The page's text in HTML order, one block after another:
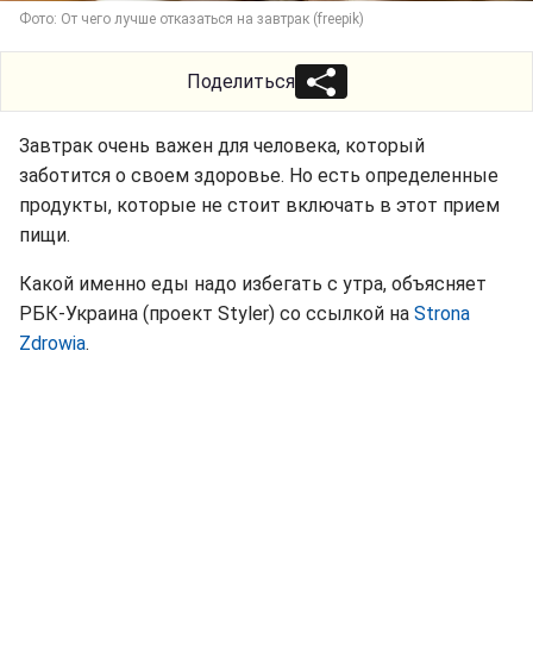
Фото: От чего лучше отказаться на завтрак (freepik)
Поделиться
Завтрак очень важен для человека, который
заботится о своем здоровье. Но есть определенные
продукты, которые не стоит включать в этот прием
пищи.
Какой именно еды надо избегать с утра, объясняет
РБК-Украина (проект Styler) со ссылкой на Strona
Zdrowia.